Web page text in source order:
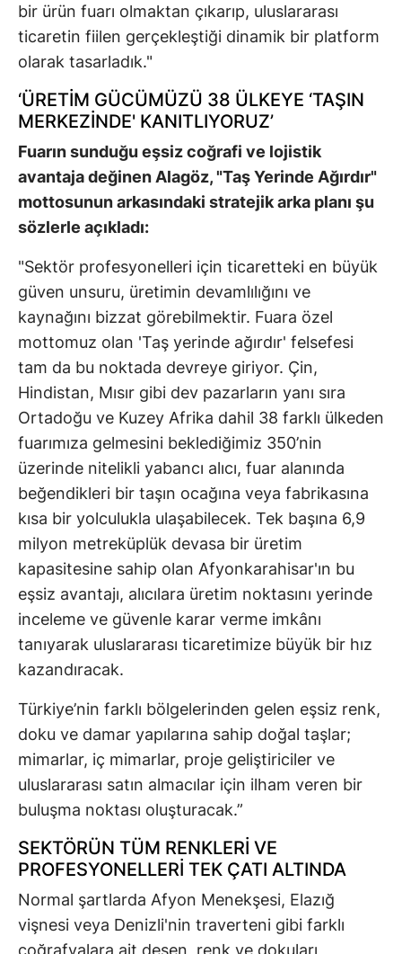
bir ürün fuarı olmaktan çıkarıp, uluslararası
ticaretin fiilen gerçekleştiği dinamik bir platform
olarak tasarladık."
‘ÜRETİM GÜCÜMÜZÜ 38 ÜLKEYE ‘TAŞIN
MERKEZİNDE' KANITLIYORUZ’
Fuarın sunduğu eşsiz coğrafi ve lojistik
avantaja değinen Alagöz, "Taş Yerinde Ağırdır"
mottosunun arkasındaki stratejik arka planı şu
sözlerle açıkladı:
"Sektör profesyonelleri için ticaretteki en büyük
güven unsuru, üretimin devamlılığını ve
kaynağını bizzat görebilmektir. Fuara özel
mottomuz olan 'Taş yerinde ağırdır' felsefesi
tam da bu noktada devreye giriyor. Çin,
Hindistan, Mısır gibi dev pazarların yanı sıra
Ortadoğu ve Kuzey Afrika dahil 38 farklı ülkeden
fuarımıza gelmesini beklediğimiz 350’nin
üzerinde nitelikli yabancı alıcı, fuar alanında
beğendikleri bir taşın ocağına veya fabrikasına
kısa bir yolculukla ulaşabilecek. Tek başına 6,9
milyon metreküplük devasa bir üretim
kapasitesine sahip olan Afyonkarahisar'ın bu
eşsiz avantajı, alıcılara üretim noktasını yerinde
inceleme ve güvenle karar verme imkânı
tanıyarak uluslararası ticaretimize büyük bir hız
kazandıracak.
Türkiye’nin farklı bölgelerinden gelen eşsiz renk,
doku ve damar yapılarına sahip doğal taşlar;
mimarlar, iç mimarlar, proje geliştiriciler ve
uluslararası satın almacılar için ilham veren bir
buluşma noktası oluşturacak.”
SEKTÖRÜN TÜM RENKLERİ VE
PROFESYONELLERİ TEK ÇATI ALTINDA
Normal şartlarda Afyon Menekşesi, Elazığ
vişnesi veya Denizli'nin traverteni gibi farklı
coğrafyalara ait desen, renk ve dokuları